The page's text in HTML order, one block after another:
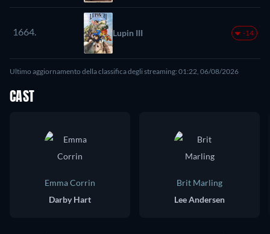
1664. Lupin III -14
Ultimo aggiornamento della classifica degli streaming: 01:22, 06/08/2026
CAST
Emma Corrin
Darby Hart
Brit Marling
Lee Andersen